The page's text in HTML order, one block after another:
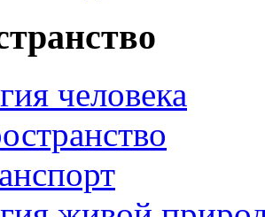
человека